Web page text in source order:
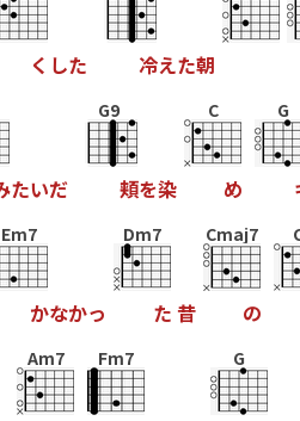
く した 冷えた朝
たいだ
G9
頬を染
C
め
G
Em7
かなかっ
Dm7
た 昔
Cmaj7
の
Am7 Fm7 G